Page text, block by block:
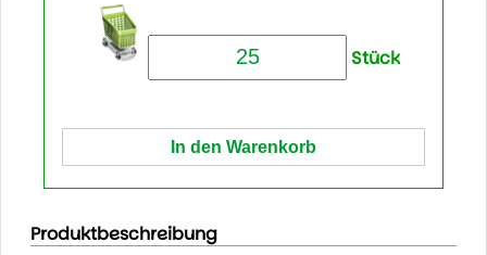
Stück
Produktbeschreibung